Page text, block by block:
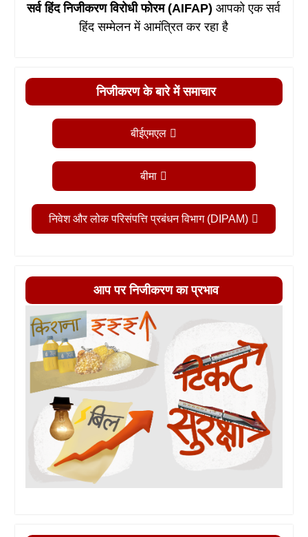
सर्व हिंद निजीकरण विरोधी फोरम (AIFAP)आपको एक सर्व
हिंद सम्मेलन में आमंत्रित कर रहा है
निजीकरण के बारे में समाचार
बीईएमएल
बीमा
निवेश और लोक परिसंपत्ति प्रबंधन विभाग (DIPAM)
आप पर निजीकरण का प्रभाव